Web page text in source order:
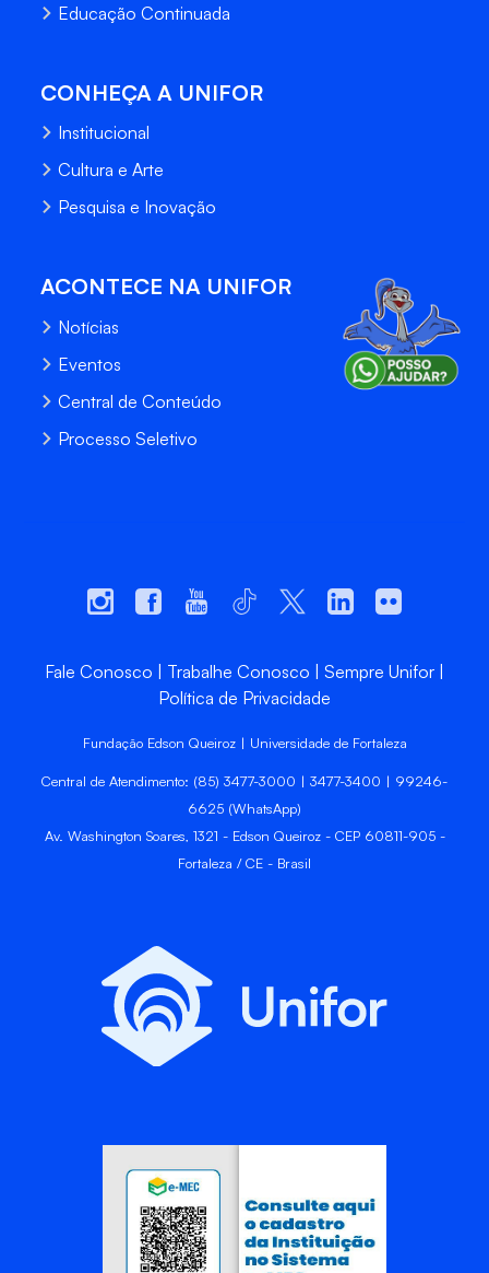
Educação Continuada
CONHEÇA A UNIFOR
Institucional
Cultura e Arte
Pesquisa e Inovação
ACONTECE NA UNIFOR
Notícias
Eventos
Central de Conteúdo
Processo Seletivo
Fale Conosco Trabalhe Conosco
Sempre Unifor
Política de Privacidade
Fundação Edson Queiroz | Universidade de Fortaleza
Central de Atendimento: (85) 3477-3000 | 3477-3400 | 99246-
6625 (WhatsApp)
Av. Washington Soares, 1321 - Edson Queiroz - CEP 60811-905 -
Fortaleza / CE - Brasil